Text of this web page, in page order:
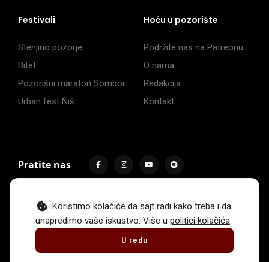
Koristimo kolačiće da sajt radi kako treba i da
unapredimo vaše iskustvo. Više u politici kolačića.
U redu
Festivali
Sterijino pozorje
Bitef
Pozorišni maraton Sombor
Urban fest Niš
Hoću u pozorište
Podržite nas na Patreonu
O nama
Redakcija
Kontakt
Pratite nas
Impressum Politika privatnosti
Uslovi korišćenja
. Sva prava zadržava Hoću u pozorište.